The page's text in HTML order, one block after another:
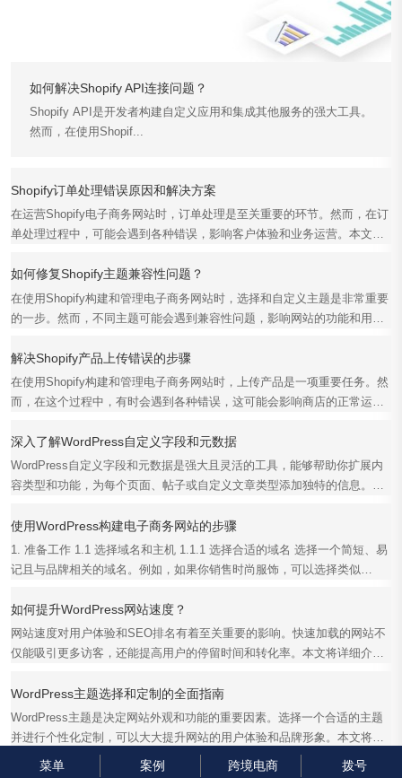
如何解决Shopify API连接问题？
Shopify API是开发者构建自定义应用和集成其他服务的强大工具。
然而，在使用Shopif...
Shopify订单处理错误原因和解决方案
在运营Shopify电子商务网站时，订单处理是至关重要的环节。然而，在订
单处理过程中，可能会遇到各种错误，影响客户体验和业务运营。本文将
如何修复Shopify主题兼容性问题？
在使用Shopify构建和管理电子商务网站时，选择和自定义主题是非常重要
的一步。然而，不同主题可能会遇到兼容性问题，影响网站的功能和用户
解决Shopify产品上传错误的步骤
在使用Shopify构建和管理电子商务网站时，上传产品是一项重要任务。然
而，在这个过程中，有时会遇到各种错误，这可能会影响商店的正常运
深入了解WordPress自定义字段和元数据
WordPress自定义字段和元数据是强大且灵活的工具，能够帮助你扩展内
容类型和功能，为每个页面、帖子或自定义文章类型添加独特的信息。本
使用WordPress构建电子商务网站的步骤
1. 准备工作 1.1 选择域名和主机 1.1.1 选择合适的域名 选择一个简短、易
记且与品牌相关的域名。例如，如果你销售时尚服饰，可以选择类似
如何提升WordPress网站速度？
网站速度对用户体验和SEO排名有着至关重要的影响。快速加载的网站不
仅能吸引更多访客，还能提高用户的停留时间和转化率。本文将详细介绍
WordPress主题选择和定制的全面指南
WordPress主题是决定网站外观和功能的重要因素。选择一个合适的主题
并进行个性化定制，可以大大提升网站的用户体验和品牌形象。本文将全
面介绍WordPress主题...
菜单 案例 跨境电商 拨号